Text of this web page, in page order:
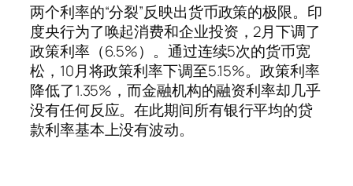
两个利率的“分裂”反映出货币政策的极限。印
度央行为了唤起消费和企业投资，2月下调了
政策利率（6.5%）。通过连续5次的货币宽
松，10月将政策利率下调至5.15%。政策利率
降低了1.35%，而金融机构的融资利率却几乎
没有任何反应。在此期间所有银行平均的贷
款利率基本上没有波动。